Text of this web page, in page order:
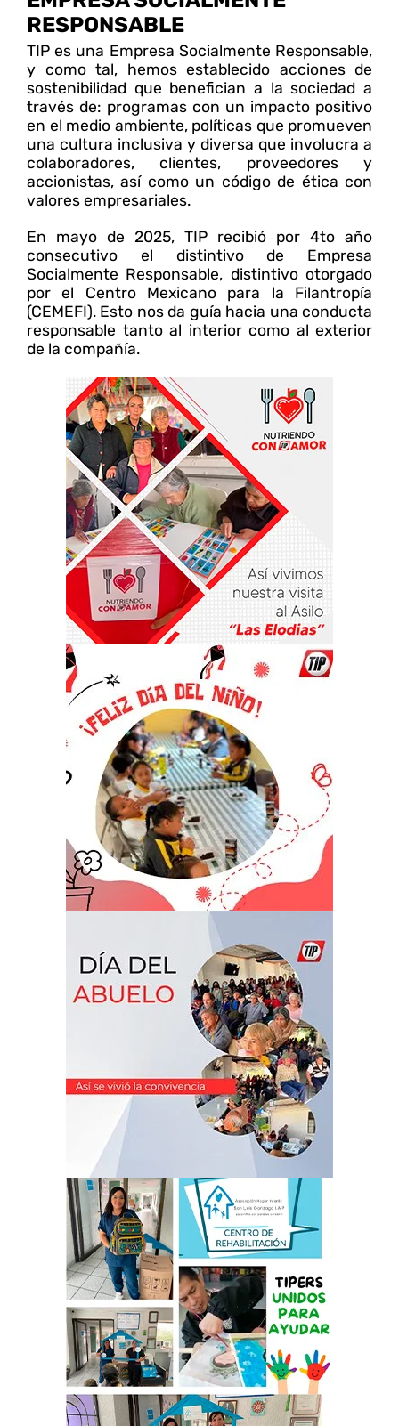
RESPONSABLE
TIP es una Empresa Socialmente Responsable,
y como tal, hemos establecido acciones de
sostenibilidad que benefician a la sociedad a
través de: programas con un impacto positivo
en el medio ambiente, políticas que promueven
una cultura inclusiva y diversa que involucra a
colaboradores, clientes, proveedores y
accionistas, así como un código de ética con
valores empresariales.
En mayo de 2025, TIP recibió por 4to año
consecutivo el distintivo de Empresa
Socialmente Responsable, distintivo otorgado
por el Centro Mexicano para la Filantropía
(CEMEFI). Esto nos da guía hacia una conducta
responsable tanto al interior como al exterior
de la compañía.